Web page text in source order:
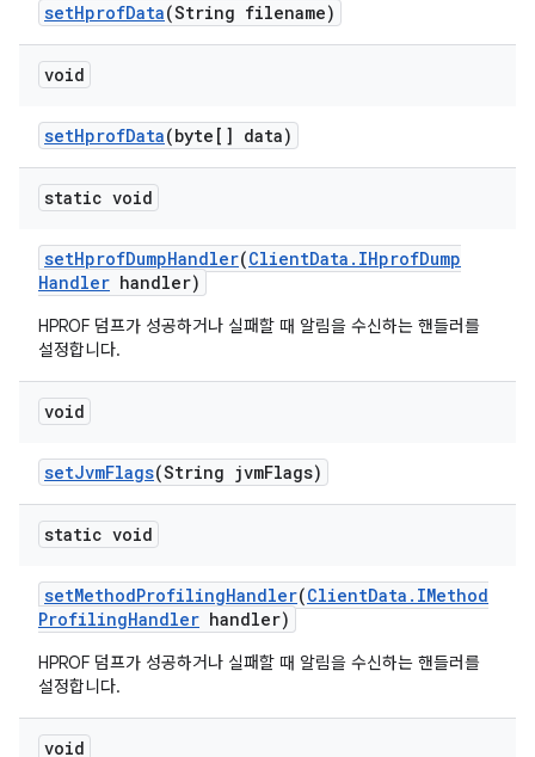
setHprofData(String filename)
void
setHprofData(byte[] data)
static void
setHprofDumpHandler(ClientData . IHprofDump
Handler handler)
HPROF 덤프가 성공하거나 실패할 때 알림을 수신하는 핸들러를
설정합니다.
void
setJvmFlags(String jvmFlags)
static void
setMethodProfilingHandler(ClientData . IMethod
ProfilingHandler handler)
HPROF 덤프가 성공하거나 실패할 때 알림을 수신하는 핸들러를
설정합니다.
void